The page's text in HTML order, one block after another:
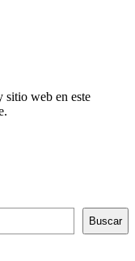
sitio web en este
Buscar